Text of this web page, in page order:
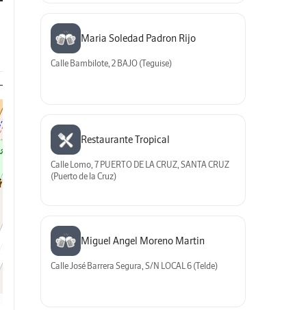
Maria Soledad Padron Rijo
Calle Bambilote, 2 BAJO (Teguise)
Restaurante Tropical
Calle Lomo, 7 PUERTO DE LA CRUZ, SANTA CRUZ
(Puerto de la Cruz)
Miguel Angel Moreno Martin
Calle José Barrera Segura, S/N LOCAL 6 (Telde)